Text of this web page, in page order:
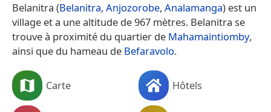
Belanitra (Belanitra, Anjozorobe, Analamanga) est un
village et a une altitude de 967 mètres. Belanitra se
trouve à proximité du quartier de Mahamaintiomby,
ainsi que du hameau de Befaravolo.
Carte Hôtels